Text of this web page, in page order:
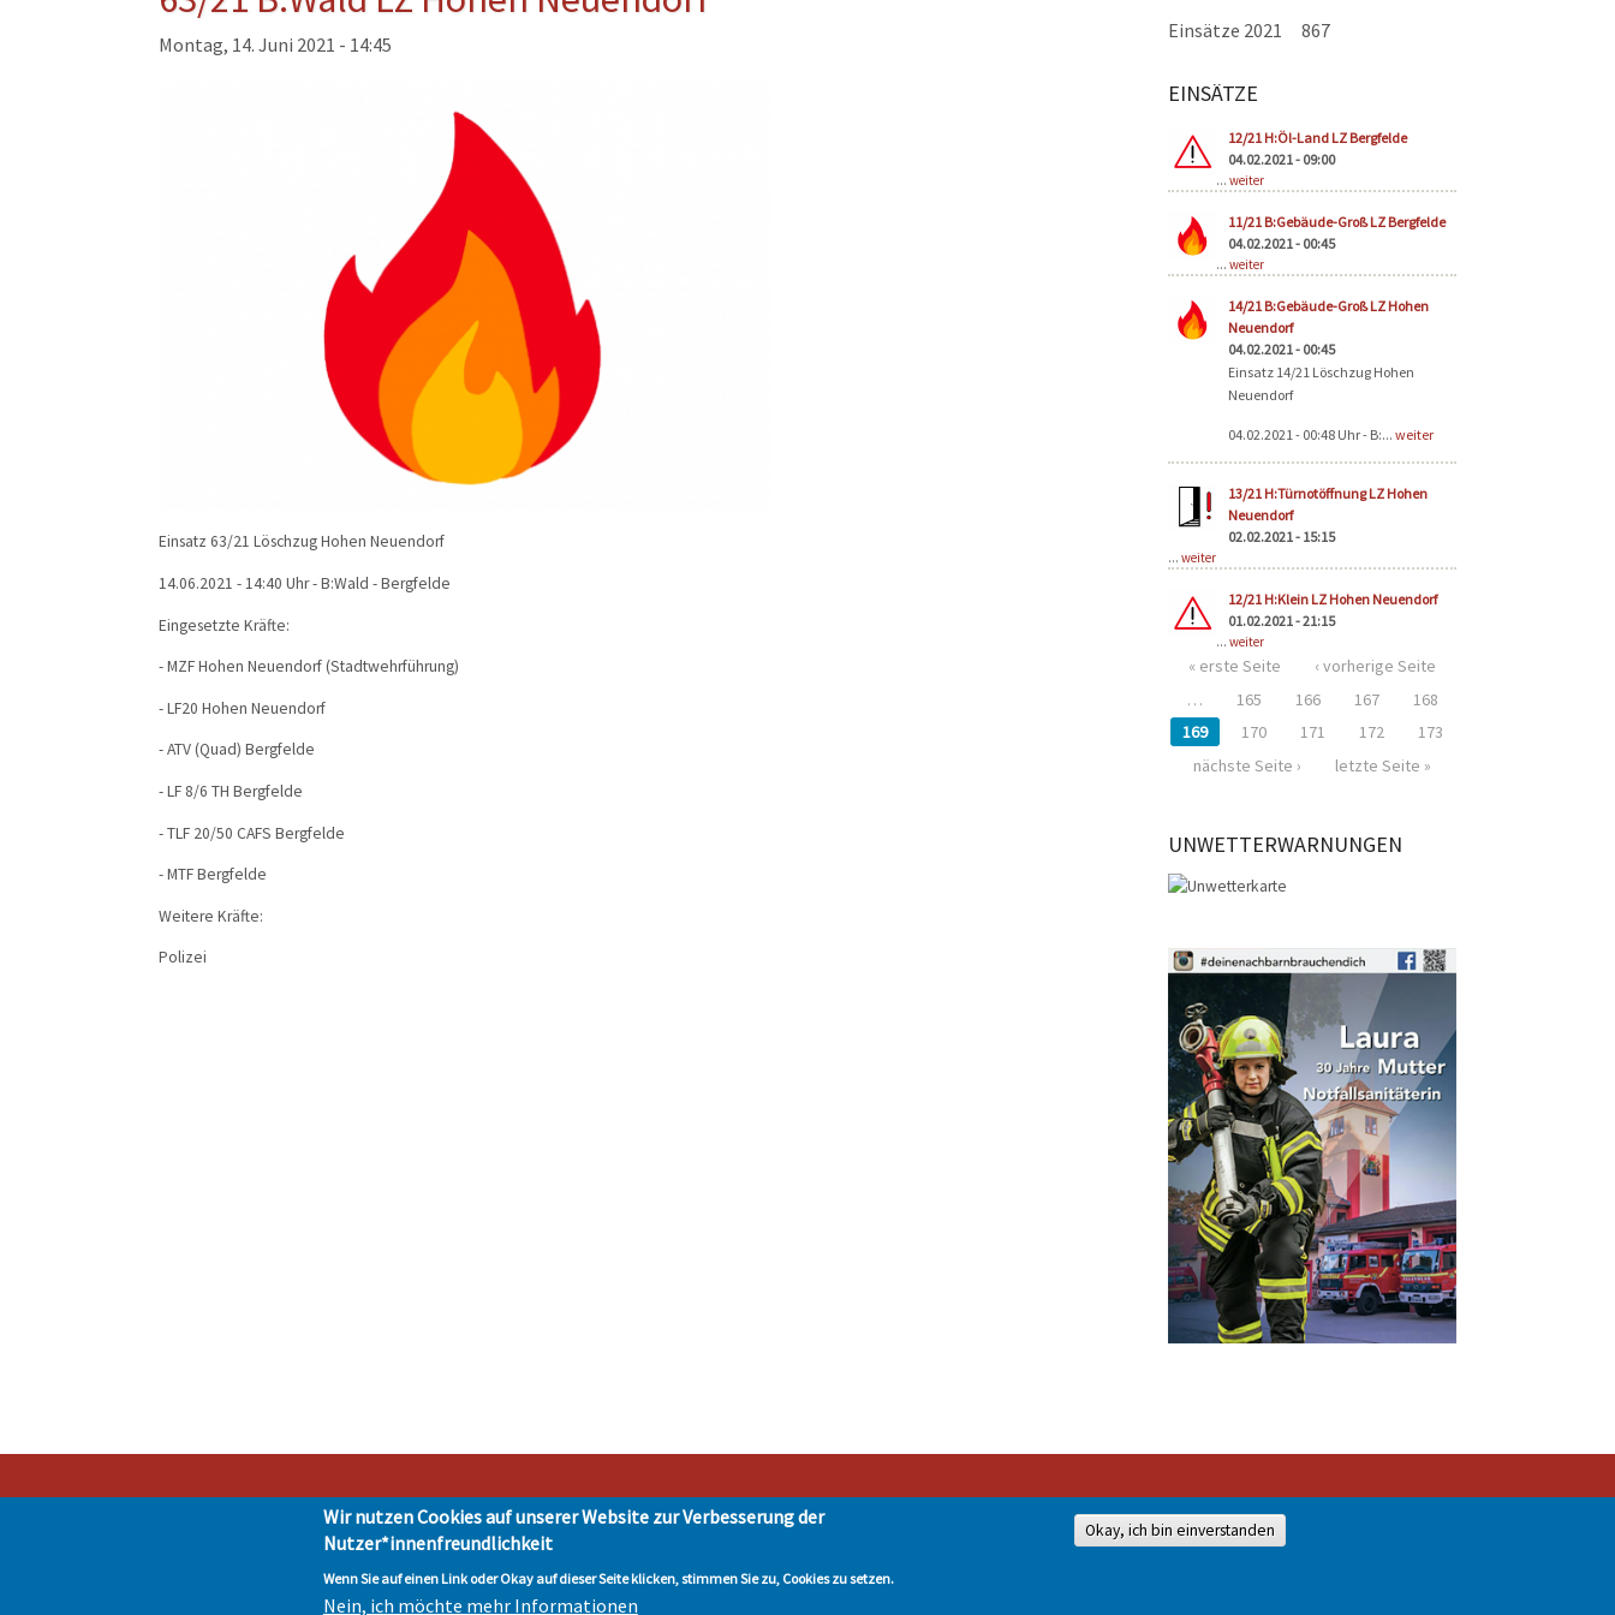
Alters- und Ehrenabteilung
Montag, 14. Juni 2021 - 14:45
Einsatz 63/21 Löschzug Hohen Neuendorf
14.06.2021 - 14:40 Uhr - B:Wald - Bergfelde
Eingesetzte Kräfte:
- MZF Hohen Neuendorf (Stadtwehrführung)
- LF20 Hohen Neuendorf
- ATV (Quad) Bergfelde
- LF 8/6 TH Bergfelde
- TLF 20/50 CAFS Bergfelde
- MTF Bergfelde
Weitere Kräfte:
Polizei
Einsätze 2021 867
EINSÄTZE
12/21 H:Öl-Land LZ Bergfelde
04.02.2021 - 09:00
... weiter
11/21 B:Gebäude-Groß LZ Bergfelde
04.02.2021 - 00:45
... weiter
14/21 B:Gebäude-Groß LZ Hohen
Neuendorf
04.02.2021 - 00:45
Einsatz 14/21 Löschzug Hohen
Neuendorf
04.02.2021 - 00:48 Uhr - B:... weiter
13/21 H:Türnotöffnung LZ Hohen
Neuendorf
02.02.2021 - 15:15
... weiter
12/21 H:Klein LZ Hohen Neuendorf
01.02.2021 - 21:15
... weiter
Seiten
« erste Seite
‹ vorherige Seite
…
165 166 167
168
169
170 171 172
173
nächste Seite ›
letzte Seite »
UNWETTERWARNUNGEN
Stadt Hohen Neuendorf • Oranienburger Str. 2 • 16540 Hohen Neuendorf • Telefon 03303-528-0
Impressum|Presse|Datenschutz| © Hohen-Neuendorf.de, Alle Rechte vorbehalten - Vervielfältigung nur mit unserer Genehmigung
Wir nutzen Cookies auf unserer Website zur Verbesserung der
Nutzer*innenfreundlichkeit
Wenn Sie auf einen Link oder Okay auf dieser Seite klicken, stimmen Sie zu, Cookies zu setzen.
Nein, ich möchte mehr Informationen
Okay, ich bin einverstanden